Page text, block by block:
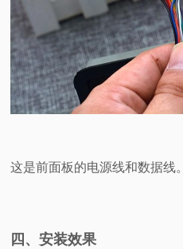
这是前面板的电源线和数据线。
四、安装效果